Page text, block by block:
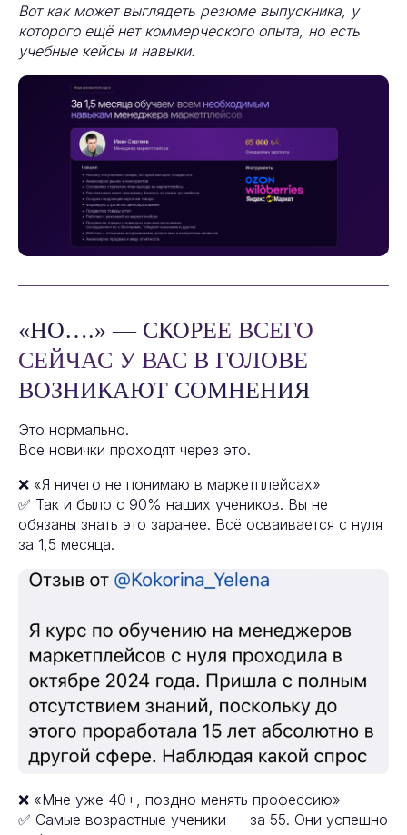
Вот как может выглядеть резюме выпускника, у
которого ещё нет коммерческого опыта, но есть
учебные кейсы и навыки.
«НО….» — СКОРЕЕ ВСЕГО
СЕЙЧАС У ВАС В ГОЛОВЕ
ВОЗНИКАЮТ СОМНЕНИЯ
Это нормально.
Все новички проходят через это.
❌ «Я ничего не понимаю в маркетплейсах»
✅ Так и было с 90% наших учеников. Вы не
обязаны знать это заранее. Всё осваивается с нуля
за 1,5 месяца.
❌ «Мне уже 40+, поздно менять профессию»
✅ Самые возрастные ученики — за 55. Они успешно